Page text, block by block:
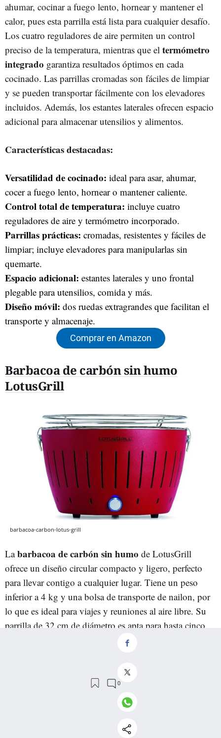
ahumar, cocinar a fuego lento, hornear y mantener el
calor, pues esta parrilla está lista para cualquier desafío.
Los cuatro reguladores de aire permiten un control
preciso de la temperatura, mientras que el termómetro
integrado garantiza resultados óptimos en cada
cocinado. Las parrillas cromadas son fáciles de limpiar
y se pueden transportar fácilmente con los elevadores
incluidos. Además, los estantes laterales ofrecen espacio
adicional para almacenar utensilios y alimentos.
Características destacadas:
Versatilidad de cocinado: ideal para asar, ahumar,
cocer a fuego lento, hornear o mantener caliente.
Control total de temperatura: incluye cuatro
reguladores de aire y termómetro incorporado.
Parrillas prácticas: cromadas, resistentes y fáciles de
limpiar; incluye elevadores para manipularlas sin
quemarte.
Espacio adicional: estantes laterales y uno frontal
plegable para utensilios, comida y más.
Diseño móvil: dos ruedas extragrandes que facilitan el
transporte y almacenaje.
Comprar en Amazon
Barbacoa de carbón sin humo
LotusGrill
barbacoa-carbon-lotus-grill
Labarbacoa de carbón sin humo de LotusGrill
ofrece un diseño circular compacto y ligero, perfecto
para llevar contigo a cualquier lugar. Tiene un peso
inferior a 4 kg y una bolsa de transporte de nailon, por
lo que es ideal para viajes y reuniones al aire libre. Su
parrilla de 32 cm de diámetro es apta para hasta cinco
comensales, mientras que el ventilador alimentado por
cualquier momento. Fabricada en
tanto la parrilla como el bol interior se pueden lavar en